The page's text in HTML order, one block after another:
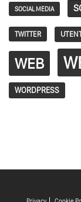
SOCIAL MEDIA
TWITTER
WEB
WORDPRESS